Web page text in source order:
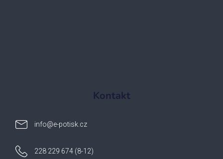
Kontakt
info@e-potisk.cz
228 229 674 (8-12)